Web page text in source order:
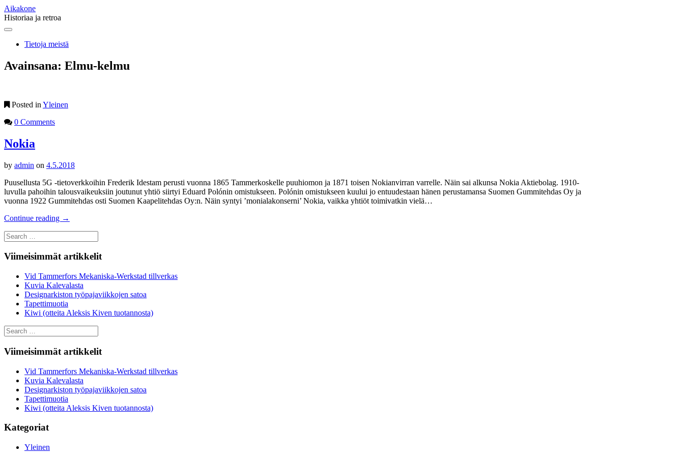
Aikakone
Historiaa ja retroa
Main
Skip
contentTietoja meistä
Avainsana: Elmu-kelmu
Posted in Yleinen
0 Comments
Nokia
by admin on 4.5.2018
Puusellusta 5G -tietoverkkoihin Frederik Idestam perusti vuonna 1865 Tammerkoskelle puuhiomon ja 1871 toisen Nokianvirran varrelle. Näin sai alkunsa Nokia Aktiebolag. 1910-
luvulla pahoihin talousvaikeuksiin joutunut yhtiö siirtyi Eduard Polónin omistukseen. Polónin omistukseen kuului jo entuudestaan hänen perustamansa Suomen Gummitehdas Oy ja
vuonna 1922 Gummitehdas osti Suomen Kaapelitehdas Oy:n. Näin syntyi ’monialakonserni’ Nokia, vaikka yhtiöt toimivatkin vielä…
Continue reading →
Search
for:
Viimeisimmät artikkelit
Vid Tammerfors Mekaniska-Werkstad tillverkas
Kuvia Kalevalasta
Designarkiston työpajaviikkojen satoa
Tapettimuotia
Kiwi (otteita Aleksis Kiven tuotannosta)
Search
for:
Viimeisimmät artikkelit
Vid Tammerfors Mekaniska-Werkstad tillverkas
Kuvia Kalevalasta
Designarkiston työpajaviikkojen satoa
Tapettimuotia
Kiwi (otteita Aleksis Kiven tuotannosta)
Kategoriat
Yleinen